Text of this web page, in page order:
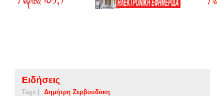
Ειδήσεις
Tags | Δημήτρη Ζερβουδάκη